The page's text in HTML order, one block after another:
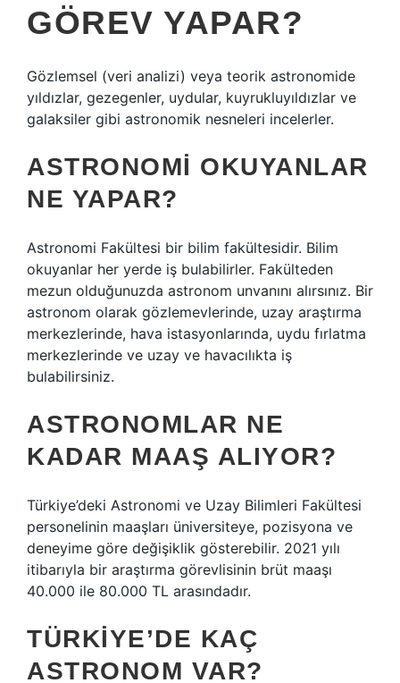
GÖREV YAPAR?
Gözlemsel (veri analizi) veya teorik astronomide
yıldızlar, gezegenler, uydular, kuyrukluyıldızlar ve
galaksiler gibi astronomik nesneleri incelerler.
ASTRONOMI OKUYANLAR
NE YAPAR?
Astronomi Fakültesi bir bilim fakültesidir. Bilim
okuyanlar her yerde iş bulabilirler. Fakülteden
mezun olduğunuzda astronom unvanını alırsınız. Bir
astronom olarak gözlemevlerinde, uzay araştırma
merkezlerinde, hava istasyonlarında, uydu fırlatma
merkezlerinde ve uzay ve havacılıkta iş
bulabilirsiniz.
ASTRONOMLAR NE
KADAR MAAŞ ALIYOR?
Türkiye’deki Astronomi ve Uzay Bilimleri Fakültesi
personelinin maaşları üniversiteye, pozisyona ve
deneyime göre değişiklik gösterebilir. 2021 yılı
itibarıyla bir araştırma görevlisinin brüt maaşı
40.000 ile 80.000 TL arasındadır.
TÜRKIYE’DE KAÇ
ASTRONOM VAR?